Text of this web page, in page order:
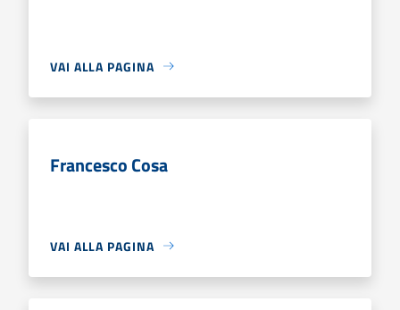
VAI ALLA PAGINA
Francesco Cosa
VAI ALLA PAGINA